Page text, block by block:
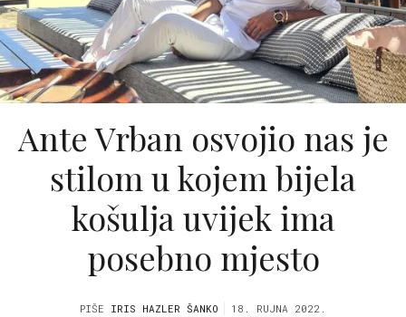
Ante Vrban osvojio nas je
stilom u kojem bijela
košulja uvijek ima
posebno mjesto
PIŠE IRIS HAZLER ŠANKO 18. RUJNA 2022.